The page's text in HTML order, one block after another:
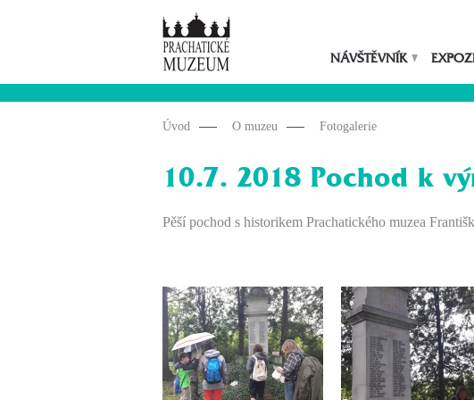
NÁVŠTĚVNÍK
Úvod O muzeu Fotogalerie
10.7. 2018 Pochod k
Pěší pochod s historikem Prachatického muzea